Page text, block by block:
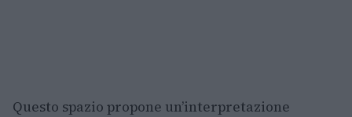
Questo spazio propone un’interpretazione